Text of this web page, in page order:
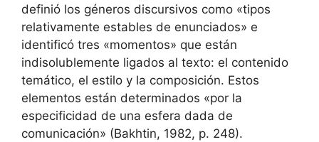
definió los géneros discursivos como «tipos
relativamente estables de enunciados» e
identificó tres «momentos» que están
indisolublemente ligados al texto: el contenido
temático, el estilo y la composición. Estos
elementos están determinados «por la
especificidad de una esfera dada de
comunicación» (Bakhtin, 1982, p. 248).